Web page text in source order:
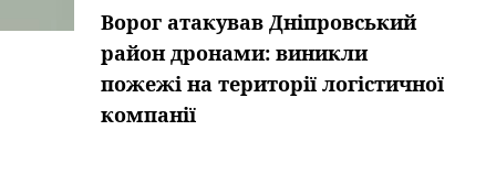
Ворог атакував Дніпровський
район дронами: виникли
пожежі на території логістичної
компанії